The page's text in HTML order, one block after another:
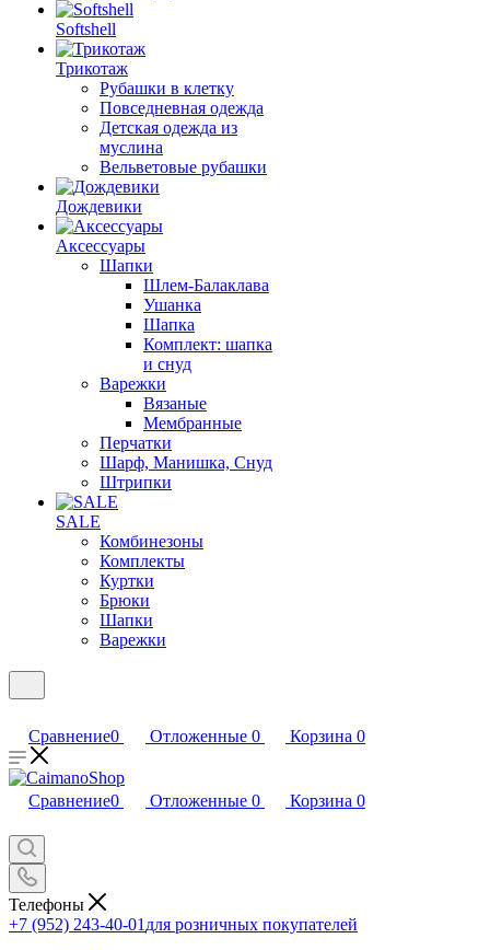
Softshell
Трикотаж
Рубашки в клетку
Повседневная одежда
Детская одежда из
муслина
Вельветовые рубашки
Дождевики
Аксессуары
Шапки
Шлем-Балаклава
Ушанка
Шапка
Комплект: шапка
и снуд
Варежки
Вязаные
Мембранные
Перчатки
Шарф, Манишка, Снуд
Штрипки
SALE
Комбинезоны
Комплекты
Куртки
Брюки
Шапки
Варежки
Сравнение0 Отложенные 0 Корзина 0
Сравнение0 Отложенные 0 Корзина 0
Телефоны
+7 (952) 243-40-01 для розничных покупателей